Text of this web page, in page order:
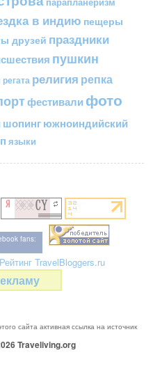
в индию пещеры
друзей праздники
пушкин
регата религия репка
фестивали фото
шопингюжноиндийский
языки
fans:
сайта активная ссылка на источник
Traveliving.org